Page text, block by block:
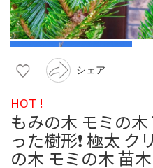
シェア
HOT !
もみの木 モミの木
った樹形❗ 極太
の木 モミの木 苗